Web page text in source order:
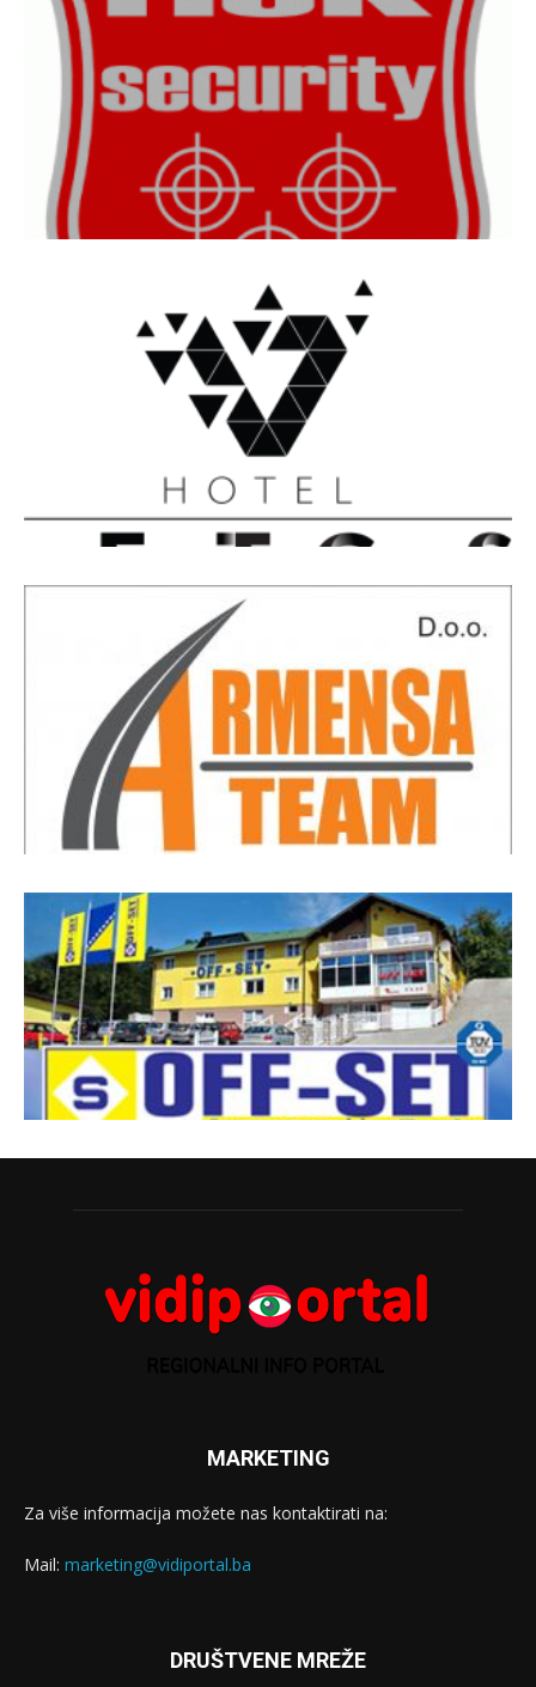
MARKETING
Za više informacija možete nas kontaktirati na:
Mail: marketing@vidiportal.ba
DRUŠTVENE MREŽE